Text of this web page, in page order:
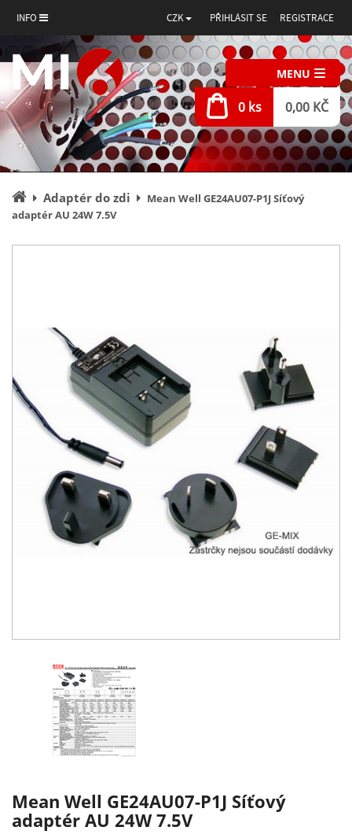
INFO CZK PŘIHLÁSIT SE REGISTRACE
MENU
0 ks 0,00 KČ
Úvodní
stránka
Adaptér do zdi
Mean Well GE24AU07-P1J Síťový
adaptér AU 24W 7.5V
Mean Well GE24AU07-P1J Síťový
adaptér AU 24W 7.5V